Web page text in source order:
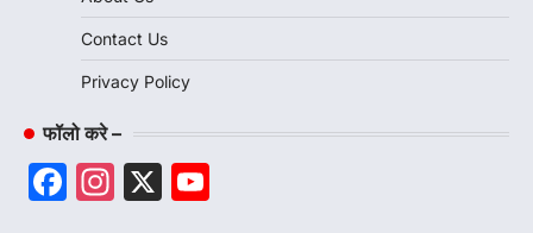
Contact Us
Privacy Policy
फॉलो करे –
Facebook
Instagram
X